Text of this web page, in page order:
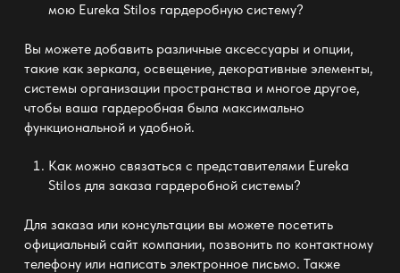
мою Eureka Stilos гардеробную систему?
Вы можете добавить различные аксессуары и опции,
такие как зеркала, освещение, декоративные элементы,
системы организации пространства и многое другое,
чтобы ваша гардеробная была максимально
функциональной и удобной.
Как можно связаться с представителями Eureka
Stilos для заказа гардеробной системы?
Для заказа или консультации вы можете посетить
официальный сайт компании, позвонить по контактному
телефону или написать электронное письмо. Также